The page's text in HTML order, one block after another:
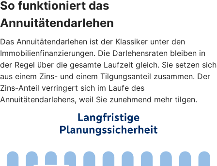
So funktioniert das
Annuitätendarlehen
Das Annuitätendarlehen ist der Klassiker unter den
Immobilienfinanzierungen. Die Darlehensraten bleiben in
der Regel über die gesamte Laufzeit gleich. Sie setzen sich
aus einem Zins- und einem Tilgungsanteil zusammen. Der
Zins-Anteil verringert sich im Laufe des
Annuitätendarlehens, weil Sie zunehmend mehr tilgen.